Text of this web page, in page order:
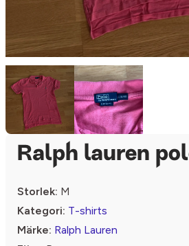
Ralph lauren
Storlek: M
Kategori: T-shirts
Märke: Ralph Lauren